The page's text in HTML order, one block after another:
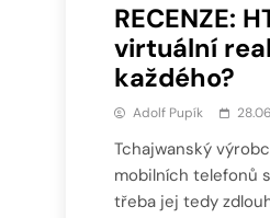
RECENZE:
virtuální
každého?
Adolf Pupík
Tchajwanský
mobilních telefonů
třeba jej tedy